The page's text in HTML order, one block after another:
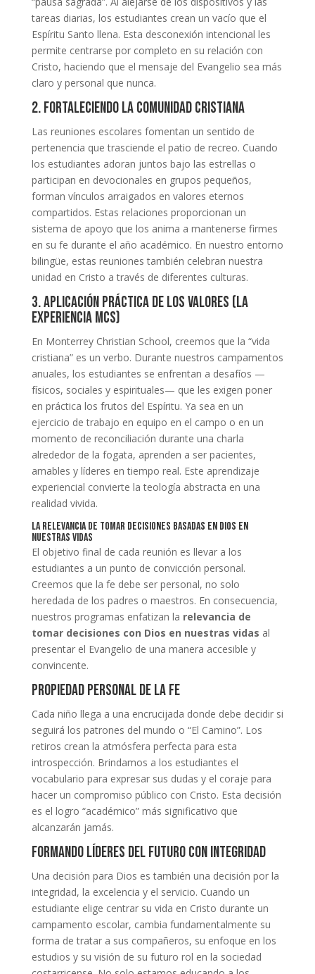
tareas diarias, los estudiantes crean un vacío que el
Espíritu Santo llena. Esta desconexión intencional les
permite centrarse por completo en su relación con
Cristo, haciendo que el mensaje del Evangelio sea más
claro y personal que nunca.
2. Fortaleciendo la comunidad cristiana
Las reuniones escolares fomentan un sentido de
pertenencia que trasciende el patio de recreo. Cuando
los estudiantes adoran juntos bajo las estrellas o
participan en devocionales en grupos pequeños,
forman vínculos arraigados en valores eternos
compartidos. Estas relaciones proporcionan un
sistema de apoyo que los anima a mantenerse firmes
en su fe durante el año académico. En nuestro entorno
bilingüe, estas reuniones también celebran nuestra
unidad en Cristo a través de diferentes culturas.
3. Aplicación práctica de los valores (La
experiencia MCS)
En Monterrey Christian School, creemos que la “vida
cristiana” es un verbo. Durante nuestros campamentos
anuales, los estudiantes se enfrentan a desafíos —
físicos, sociales y espirituales— que les exigen poner
en práctica los frutos del Espíritu. Ya sea en un
ejercicio de trabajo en equipo en el campo o en un
momento de reconciliación durante una charla
alrededor de la fogata, aprenden a ser pacientes,
amables y líderes en tiempo real. Este aprendizaje
experiencial convierte la teología abstracta en una
realidad vivida.
La Relevancia de Tomar Decisiones Basadas en Dios en
Nuestras Vidas
El objetivo final de cada reunión es llevar a los
estudiantes a un punto de convicción personal.
Creemos que la fe debe ser personal, no solo
heredada de los padres o maestros. En consecuencia,
nuestros programas enfatizan la relevancia de
tomar decisiones con Dios en nuestras vidas al
presentar el Evangelio de una manera accesible y
convincente.
Propiedad personal de la fe
Cada niño llega a una encrucijada donde debe decidir si
seguirá los patrones del mundo o “El Camino”. Los
retiros crean la atmósfera perfecta para esta
introspección. Brindamos a los estudiantes el
vocabulario para expresar sus dudas y el coraje para
hacer un compromiso público con Cristo. Esta decisión
es el logro “académico” más significativo que
alcanzarán jamás.
Formando Líderes del Futuro con Integridad
Una decisión para Dios es también una decisión por la
integridad, la excelencia y el servicio. Cuando un
estudiante elige centrar su vida en Cristo durante un
campamento escolar, cambia fundamentalmente su
forma de tratar a sus compañeros, su enfoque en los
estudios y su visión de su futuro rol en la sociedad